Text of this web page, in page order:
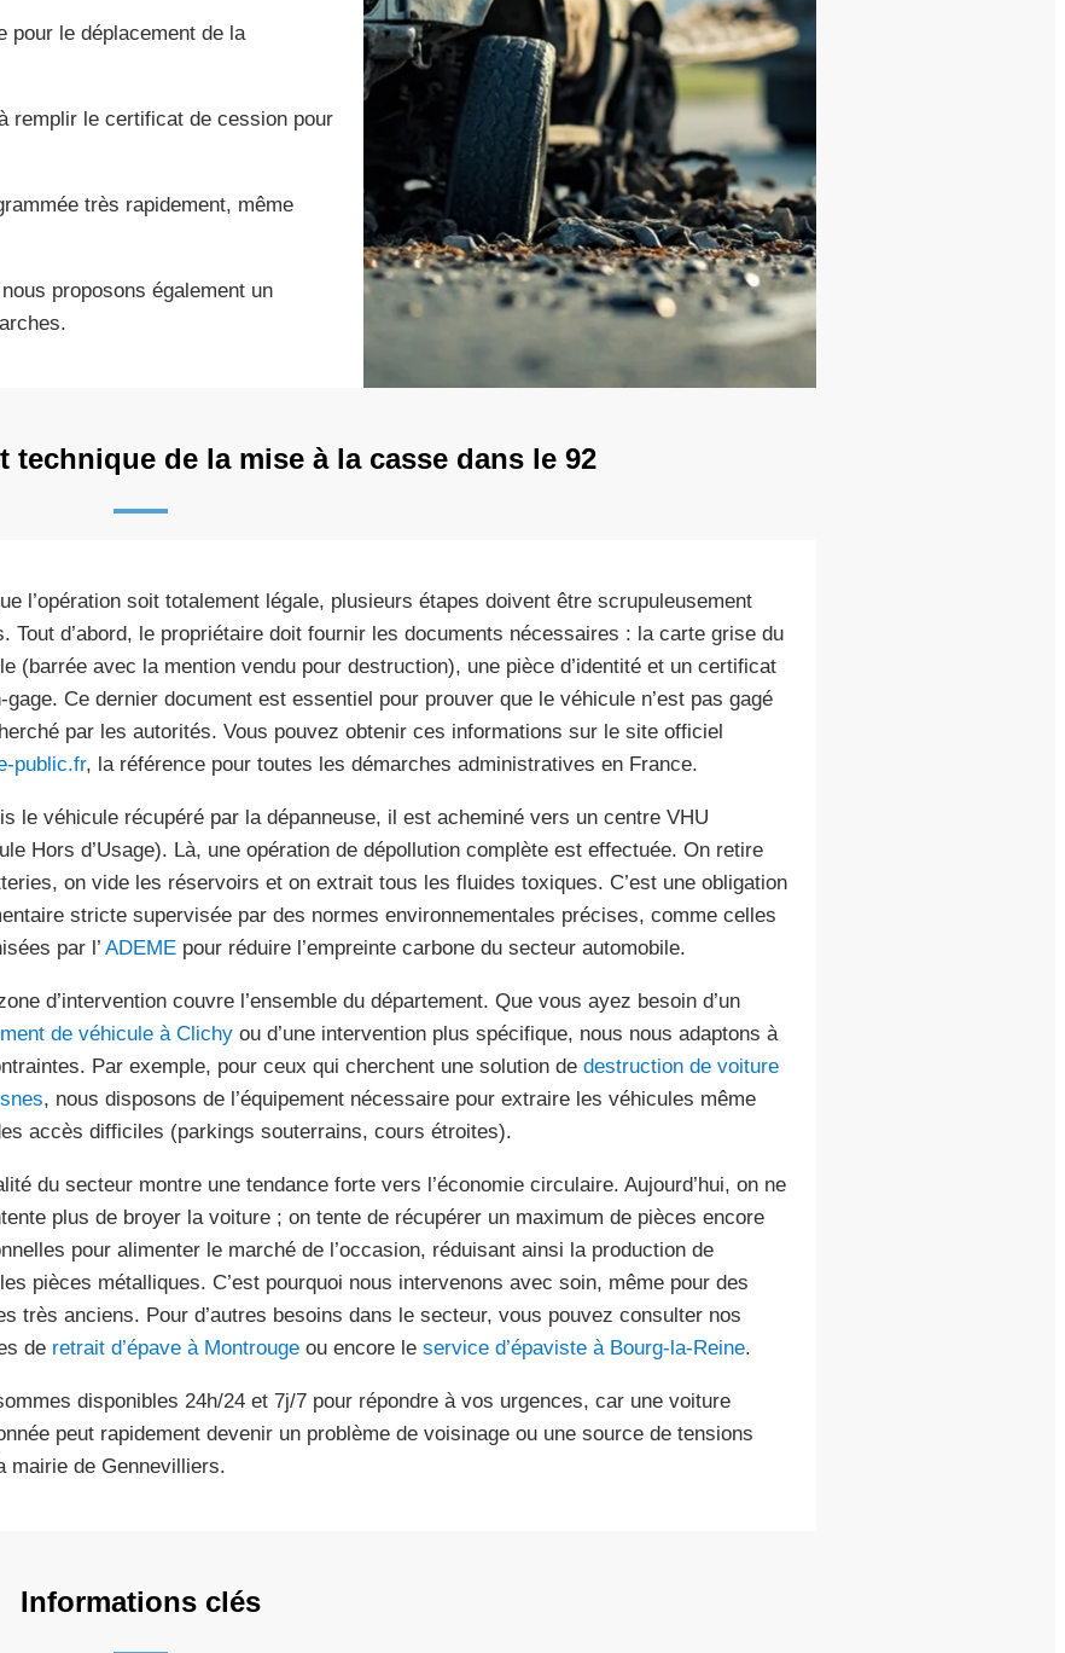
pour le déplacement de la
remplir le certificat de cession pour
très rapidement, même
proposons également un
technique de la mise à la casse dans le 92
l’opération soit totalement légale, plusieurs étapes doivent être scrupuleusement
Tout d’abord, le propriétaire doit fournir les documents nécessaires : la carte grise du
(barrée avec la mention vendu pour destruction), une pièce d’identité et un certificat
gage. Ce dernier document est essentiel pour prouver que le véhicule n’est pas gagé
par les autorités. Vous pouvez obtenir ces informations sur le site officiel
public.fr, la référence pour toutes les démarches administratives en France.
le véhicule récupéré par la dépanneuse, il est acheminé vers un centre VHU
Hors d’Usage). Là, une opération de dépollution complète est effectuée. On retire
on vide les réservoirs et on extrait tous les fluides toxiques. C’est une obligation
stricte supervisée par des normes environnementales précises, comme celles
par l’ ADEMEpour réduire l’empreinte carbone du secteur automobile.
d’intervention couvre l’ensemble du département. Que vous ayez besoin d’un
de véhicule à Clichyou d’une intervention plus spécifique, nous nous adaptons à
Par exemple, pour ceux qui cherchent une solution de destruction de voiture
, nous disposons de l’équipement nécessaire pour extraire les véhicules même
accès difficiles (parkings souterrains, cours étroites).
du secteur montre une tendance forte vers l’économie circulaire. Aujourd’hui, on ne
plus de broyer la voiture ; on tente de récupérer un maximum de pièces encore
pour alimenter le marché de l’occasion, réduisant ainsi la production de
pièces métalliques. C’est pourquoi nous intervenons avec soin, même pour des
très anciens. Pour d’autres besoins dans le secteur, vous pouvez consulter nos
de retrait d’épave à Montrougeou encore le service d’épaviste à Bourg-la-Reine.
disponibles 24h/24 et 7j/7 pour répondre à vos urgences, car une voiture
peut rapidement devenir un problème de voisinage ou une source de tensions
mairie de Gennevilliers.
Informations clés